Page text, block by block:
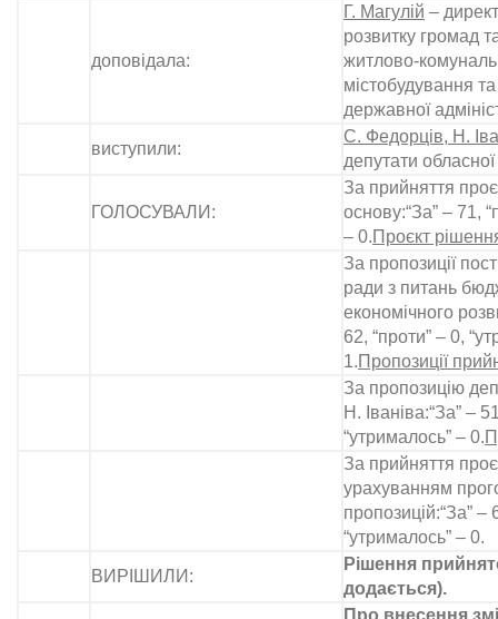
доповідала:
Г. Магулій –
розвитку громад
житлово-
містобудування
державної
виступили:
С. Федорців, Н.
депутати
ГОЛОСУВАЛИ:
За прийняття
основу:“За” – 71,
– 0.Проєкт
За пропозиції
ради з питань
економічного
62, “проти” – 0,
1.Пропозиції
За пропозицію
Н. Іваніва:“За” –
“утрималось” – 0.
За прийняття
урахуванням
пропозицій:“За” –
“утрималось” – 0.
ВИРІШИЛИ:
Рішення
додається).
Про внесення